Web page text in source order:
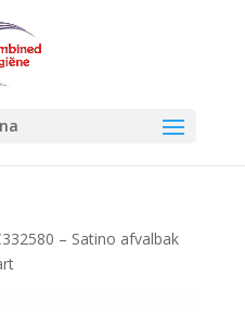
– Satino afvalbak